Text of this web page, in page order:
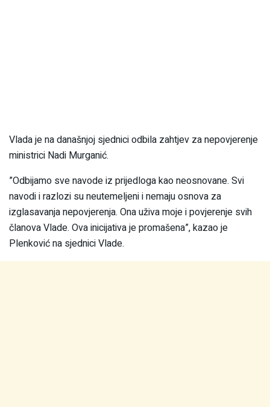
Vlada je na današnjoj sjednici odbila zahtjev za nepovjerenje
ministrici Nadi Murganić.
”Odbijamo sve navode iz prijedloga kao neosnovane. Svi
navodi i razlozi su neutemeljeni i nemaju osnova za
izglasavanja nepovjerenja. Ona uživa moje i povjerenje svih
članova Vlade. Ova inicijativa je promašena”, kazao je
Plenković na sjednici Vlade.